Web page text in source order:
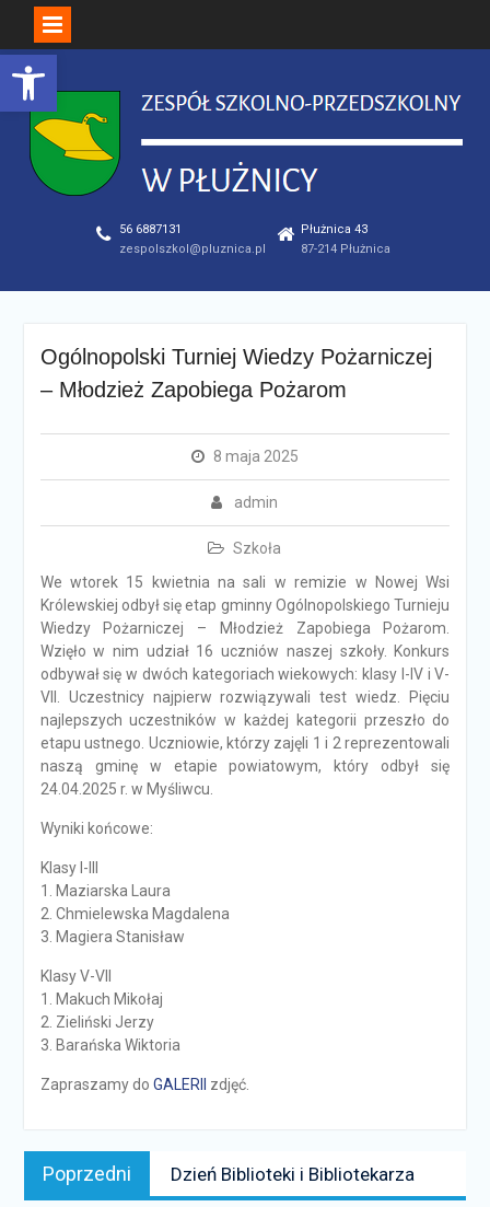
Open toolbar
Skip
to
content
56 6887131
zespolszkol@pluznica.pl
Płużnica 43
87-214 Płużnica
Ogólnopolski Turniej Wiedzy Pożarniczej
– Młodzież Zapobiega Pożarom
8 maja 2025
admin
Szkoła
We wtorek 15 kwietnia na sali w remizie w Nowej Wsi
Królewskiej odbył się etap gminny Ogólnopolskiego Turnieju
Wiedzy Pożarniczej – Młodzież Zapobiega Pożarom.
Wzięło w nim udział 16 uczniów naszej szkoły. Konkurs
odbywał się w dwóch kategoriach wiekowych: klasy I-IV i V-
VII. Uczestnicy najpierw rozwiązywali test wiedz. Pięciu
najlepszych uczestników w każdej kategorii przeszło do
etapu ustnego. Uczniowie, którzy zajęli 1 i 2 reprezentowali
naszą gminę w etapie powiatowym, który odbył się
24.04.2025 r. w Myśliwcu.
Wyniki końcowe:
Klasy I-III
1. Maziarska Laura
2. Chmielewska Magdalena
3. Magiera Stanisław
Klasy V-VII
1. Makuch Mikołaj
2. Zieliński Jerzy
3. Barańska Wiktoria
Zapraszamy do GALERII zdjęć.
Nawigacja
wpisu
Poprzedni
Poprzedni
news:
Dzień Biblioteki i Bibliotekarza